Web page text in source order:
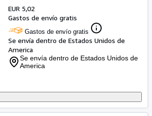
EUR 5,02
Gastos de envío gratis
Gastos de envío gratis
Se envía dentro de Estados Unidos de
America
Se envía dentro de Estados Unidos de
America